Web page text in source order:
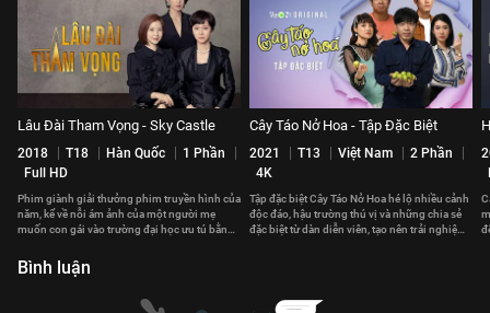
Lâu Đài Tham Vọng - Sky Castle
2018 T18 Hàn Quốc
1 Phần
Full HD
Phim giành giải thưởng phim truyền hình của
năm, kể về nỗi ám ảnh của một người mẹ
muốn con gái vào trường đại học ưu tú bằng
Cây Táo Nở Hoa - Tập Đặc Biệt
2021 T13 Việt Nam
2 Phần
4K
Tập đặc biệt Cây Táo Nở Hoa hé lộ nhiều cảnh
độc đáo, hậu trường thú vị và những chia sẻ
đặc biệt từ dàn diễn viên, tạo nên trải nghiệm
Bình luận